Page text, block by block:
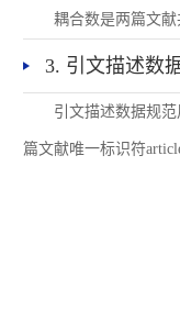
耦合数是两篇文
3. 引文描述数
引文描述数据规
篇文献唯一标识符